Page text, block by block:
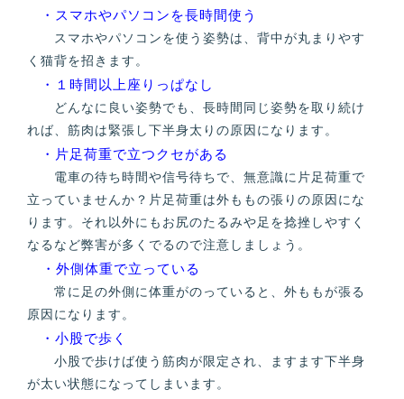
・スマホやパソコンを長時間使う
スマホやパソコンを使う姿勢は、背中が丸まりやす
く猫背を招きます。
・１時間以上座りっぱなし
どんなに良い姿勢でも、長時間同じ姿勢を取り続け
れば、筋肉は緊張し下半身太りの原因になります。
・片足荷重で立つクセがある
電車の待ち時間や信号待ちで、無意識に片足荷重で
立っていませんか？片足荷重は外ももの張りの原因にな
ります。それ以外にもお尻のたるみや足を捻挫しやすく
なるなど弊害が多くでるので注意しましょう。
・外側体重で立っている
常に足の外側に体重がのっていると、外ももが張る
原因になります。
・小股で歩く
小股で歩けば使う筋肉が限定され、ますます下半身
が太い状態になってしまいます。